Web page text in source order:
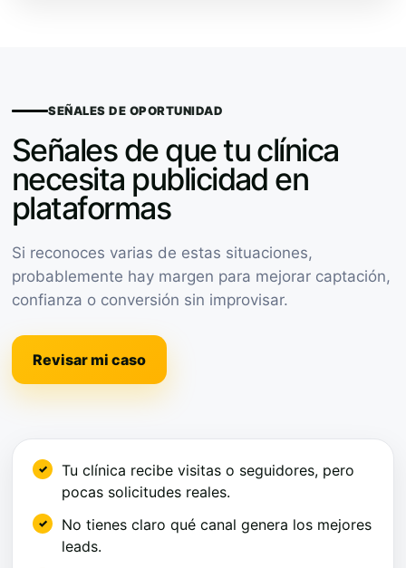
SEÑALES DE OPORTUNIDAD
Señales de que tu clínica
necesita publicidad en
plataformas
Si reconoces varias de estas situaciones,
probablemente hay margen para mejorar captación,
confianza o conversión sin improvisar.
Revisar mi caso
Tu clínica recibe visitas o seguidores, pero
pocas solicitudes reales.
No tienes claro qué canal genera los mejores
leads.